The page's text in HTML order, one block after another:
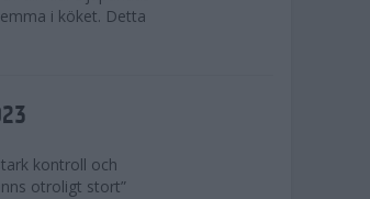
i köket. Detta
kontroll och
otroligt stort”